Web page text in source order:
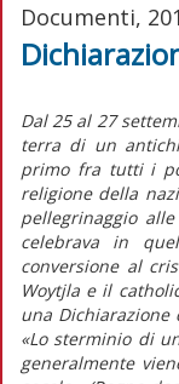
Documenti,
Dal 25 al 27
terra di un
primo fra tutti i
religione della
pellegrinaggio
celebrava in
conversione al
Woytjla e il
una Dichiarazione
«Lo sterminio di
generalmente